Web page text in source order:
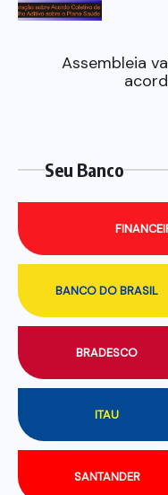
Assembleia
Seu Banco
BANCO DO BRASIL
BRADESCO
ITAU
SANTANDER